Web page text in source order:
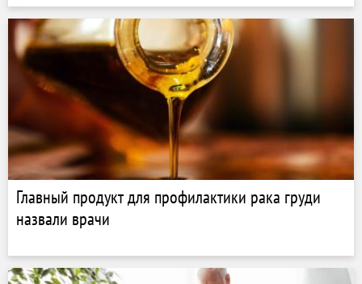
Главный продукт для профилактики рака груди
назвали врачи